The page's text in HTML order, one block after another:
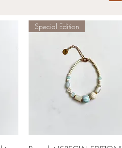
Special Edition